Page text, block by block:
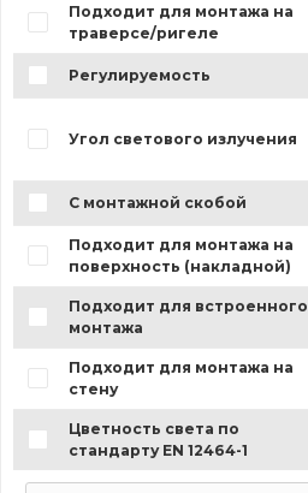
Подходит для монтажа на
траверсе/ригеле
Регулируемость
Угол светового излучения
С монтажной скобой
Подходит для монтажа на
поверхность (накладной)
Подходит для встроенного
монтажа
Подходит для монтажа на
стену
Цветность света по
стандарту EN 12464-1